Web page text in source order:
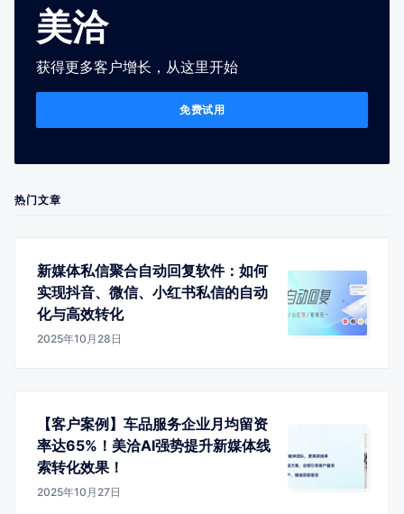
美洽
获得更多客户增长，从这里开始
免费试用
热门文章
新媒体私信聚合自动回复软件：如何
实现抖音、微信、小红书私信的自动
化与高效转化
2025年10月28日
【客户案例】车品服务企业月均留资
率达65%！美洽AI强势提升新媒体线
索转化效果！
2025年10月27日